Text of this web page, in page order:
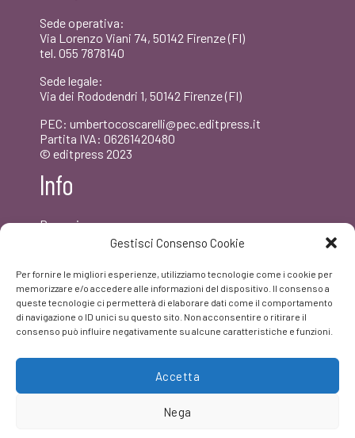
Gestisci Consenso Cookie
Per fornire le migliori esperienze, utilizziamo tecnologie come i cookie per
memorizzare e/o accedere alle informazioni del dispositivo. Il consenso a
queste tecnologie ci permetterà di elaborare dati come il comportamento
di navigazione o ID unici su questo sito. Non acconsentire o ritirare il
consenso può influire negativamente su alcune caratteristiche e funzioni.
Accetta
Nega
Sede operativa:
Via Lorenzo Viani 74, 50142 Firenze (FI)
tel. 055 7878140
Sede legale:
Via dei Rododendri 1, 50142 Firenze (FI)
PEC: umbertocoscarelli@pec.editpress.it
Partita IVA: 06261420480
© editpress 2023
Info
Dove siamo
Privacy policy
FAQ
Facebook